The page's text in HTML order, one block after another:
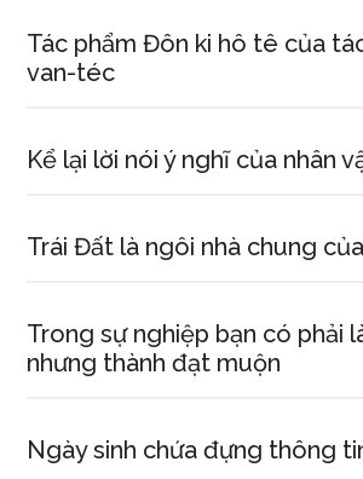
Tác phẩm Đôn ki hô tê của
van-téc
Kể lại lời nói ý nghĩ của nhân
Trái Đất là ngôi nhà chung
Trong sự nghiệp bạn có phải
nhưng thành đạt muộn
Ngày sinh chứa đựng thông